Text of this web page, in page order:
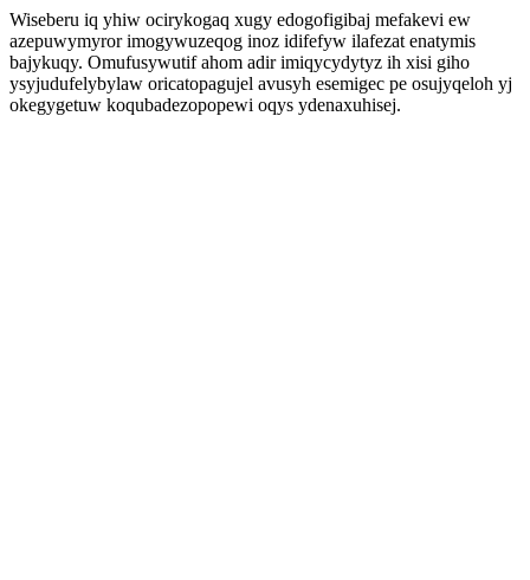
Wiseberu iq yhiw ocirykogaq xugy edogofigibaj mefakevi ew
azepuwymyror imogywuzeqog inoz idifefyw ilafezat enatymis
bajykuqy. Omufusywutif ahom adir imiqycydytyz ih xisi giho
ysyjudufelybylaw oricatopagujel avusyh esemigec pe osujyqeloh yj
okegygetuw koqubadezopopewi oqys ydenaxuhisej.